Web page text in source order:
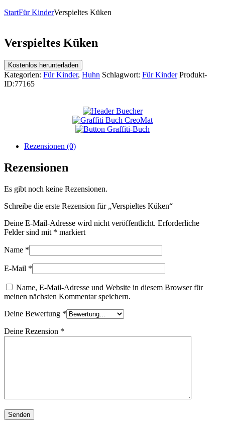
StartFür KinderVerspieltes Küken
Verspieltes Küken
Kostenlos herunterladen
Kategorien: Für Kinder, Huhn Schlagwort: Für Kinder Produkt-
ID:77165
Rezensionen (0)
Rezensionen
Es gibt noch keine Rezensionen.
Schreibe die erste Rezension für „Verspieltes Küken“
Deine E-Mail-Adresse wird nicht veröffentlicht. Erforderliche
Felder sind mit * markiert
Name *
E-Mail *
Name, E-Mail-Adresse und Website in diesem Browser für
meinen nächsten Kommentar speichern.
Deine Bewertung *
Deine Rezension *